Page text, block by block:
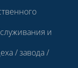
и
/ завода /